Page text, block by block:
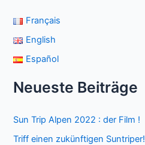
Français
English
Español
Neueste Beiträge
Sun Trip Alpen 2022 : der Film !
Triff einen zukünftigen Suntriper!